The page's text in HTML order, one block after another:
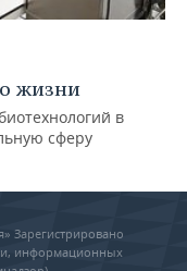
жизни
в
сферу
Зарегистрировано
информационных